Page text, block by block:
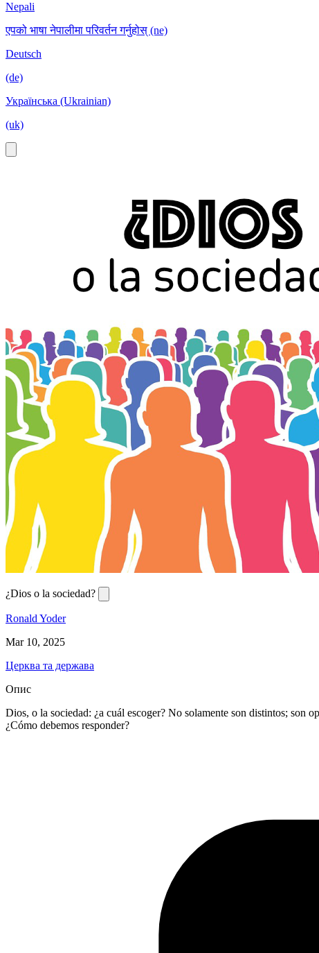
Nepali
एपको भाषा नेपालीमा परिवर्तन गर्नुहोस् (ne)
Deutsch
(de)
Українська (Ukrainian)
(uk)
¿Dios o la sociedad?
Ronald Yoder
Mar 10, 2025
Церква та держава
Опис
Dios, o la sociedad: ¿a cuál escoger? No solamente son distintos; son
¿Cómo debemos responder?